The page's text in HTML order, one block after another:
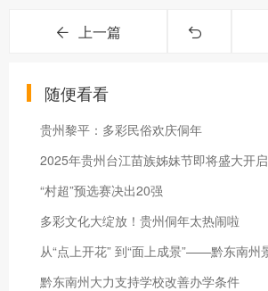
上一篇
随便看看
贵州黎平：多彩民俗欢庆侗年
2025年贵州台江苗族姊妹节即将盛大开启
“村超”预选赛决出20强
多彩文化大绽放！贵州侗年太热闹啦
黔东南州大力支持学校改善办学条件